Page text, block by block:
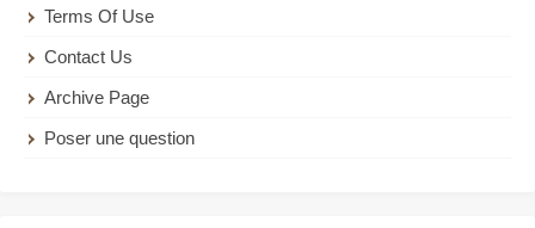
Terms Of Use
Contact Us
Archive Page
Poser une question